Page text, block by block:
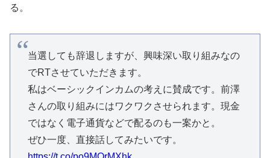
る。
当選しても辞退しますが、興味深い取り組みなの
でRTさせていただきます。
私はベーシックインカムの考えに賛成です。前澤
さんの取り組みにはワクワクさせられます。現金
ではなく電子通貨などで配るのも一案かと。
ぜひ一度、直接話してみたいです。